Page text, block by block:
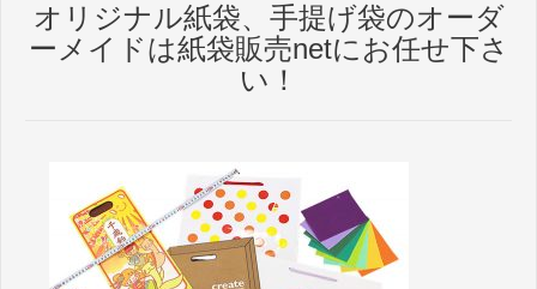
オリジナル紙袋、手提げ袋のオーダ
ーメイドは紙袋販売netにお任せ下さ
い！